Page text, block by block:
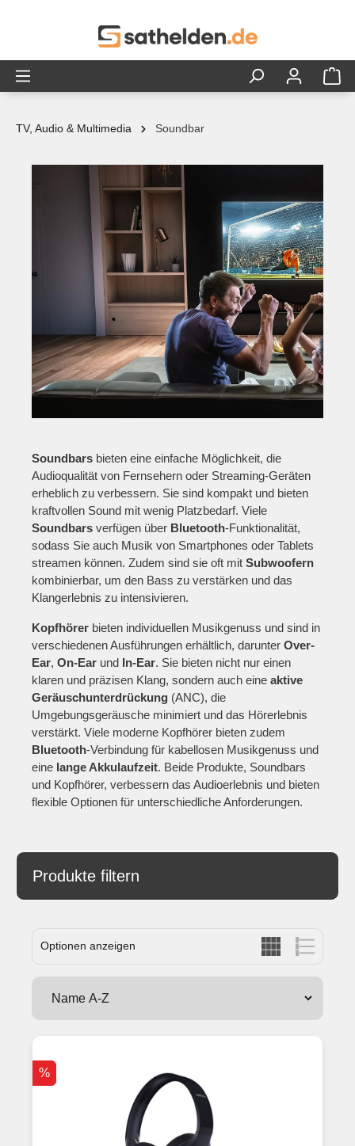
TV, Audio & Multimedia Soundbar
Soundbars bieten eine einfache Möglichkeit, die
Audioqualität von Fernsehern oder Streaming-Geräten
erheblich zu verbessern. Sie sind kompakt und bieten
kraftvollen Sound mit wenig Platzbedarf. Viele
Soundbars verfügen über Bluetooth-Funktionalität,
sodass Sie auch Musik von Smartphones oder Tablets
streamen können. Zudem sind sie oft mit Subwoofern
kombinierbar, um den Bass zu verstärken und das
Klangerlebnis zu intensivieren.
Kopfhörer bieten individuellen Musikgenuss und sind in
verschiedenen Ausführungen erhältlich, darunter Over-
Ear, On-Ear und In-Ear. Sie bieten nicht nur einen
klaren und präzisen Klang, sondern auch eine aktive
Geräuschunterdrückung (ANC), die
Umgebungsgeräusche minimiert und das Hörerlebnis
verstärkt. Viele moderne Kopfhörer bieten zudem
Bluetooth-Verbindung für kabellosen Musikgenuss und
eine lange Akkulaufzeit. Beide Produkte, Soundbars
und Kopfhörer, verbessern das Audioerlebnis und bieten
flexible Optionen für unterschiedliche Anforderungen.
Produkte filtern
Optionen anzeigen
%